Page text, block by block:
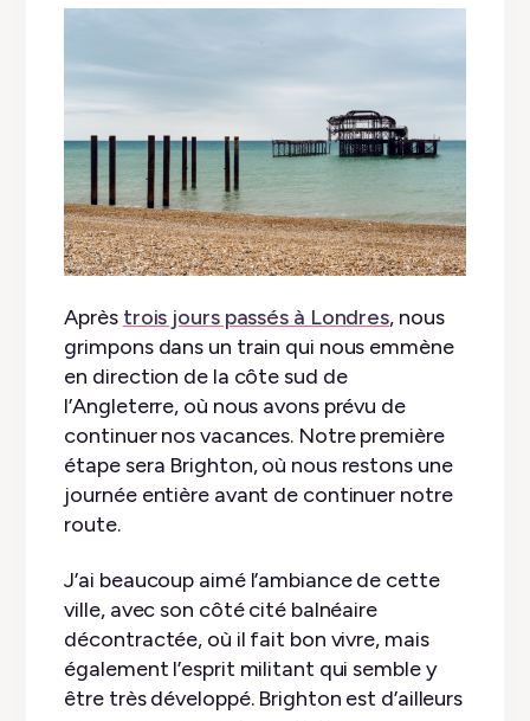
Après trois jours passés à Londres, nous
grimpons dans un train qui nous emmène
en direction de la côte sud de
l’Angleterre, où nous avons prévu de
continuer nos vacances. Notre première
étape sera Brighton, où nous restons une
journée entière avant de continuer notre
route.
J’ai beaucoup aimé l’ambiance de cette
ville, avec son côté cité balnéaire
décontractée, où il fait bon vivre, mais
également l’esprit militant qui semble y
être très développé. Brighton est d’ailleurs